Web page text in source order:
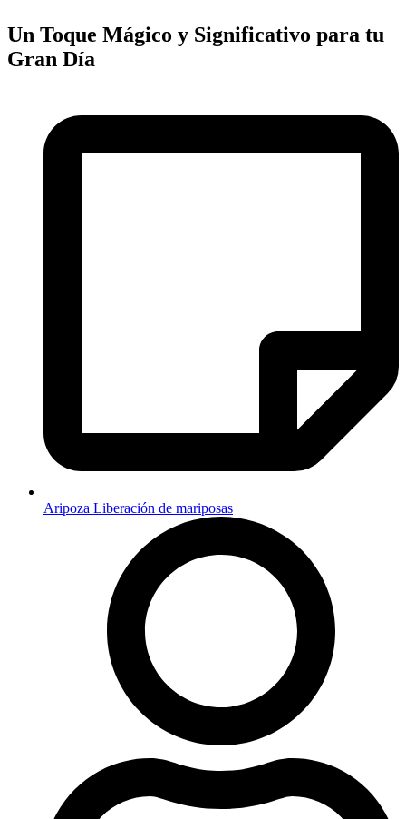
Un Toque Mágico y Significativo para tu
Gran Día
Aripoza Liberación de mariposas